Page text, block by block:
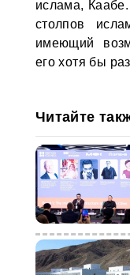
ислама,
столпов
имеющий
его хотя бы
Читайте